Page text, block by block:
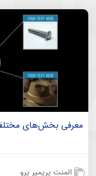
معرفی بخش‌های
المنت پریمیر پرو